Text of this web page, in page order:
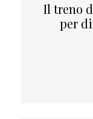
Il treno
per